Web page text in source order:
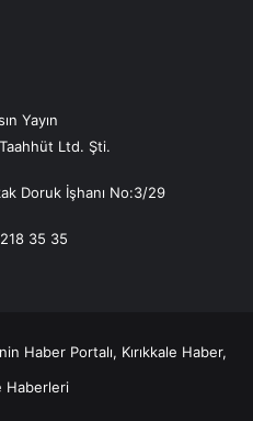
Yayın
Ltd. Şti.
Doruk İşhanı No:3/29
35 35
Haber Portalı, Kırıkkale Haber,
Haberleri